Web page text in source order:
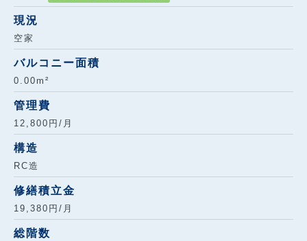
現況
空家
バルコニー面積
0.00m²
管理費
12,800円/月
構造
RC造
修繕積立金
19,380円/月
総階数